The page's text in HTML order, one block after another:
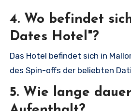
4. Wo befindet
Dates Hotel"?
Das Hotel befindet sich in
des Spin-offs der beliebten
5. Wie lange